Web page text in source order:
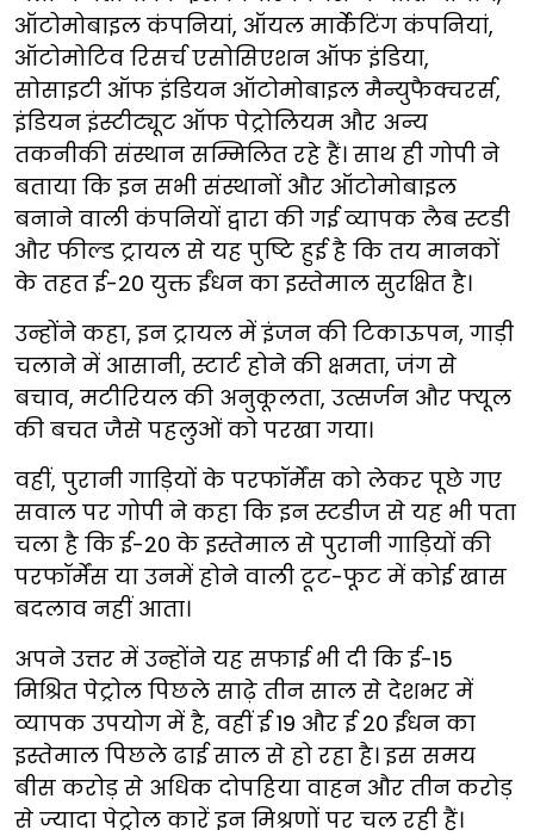
ऑटोमोबाइल कंपनियां, ऑयल मार्केटिंग कंपनियां,
ऑटोमोटिव रिसर्च एसोसिएशन ऑफ इंडिया,
सोसाइटी ऑफ इंडियन ऑटोमोबाइल मैन्युफैक्चरर्स,
इंडियन इंस्टीट्यूट ऑफ पेट्रोलियम और अन्य
तकनीकी संस्थान सम्मिलित रहे हैं। साथ ही गोपी ने
बताया कि इन सभी संस्थानों और ऑटोमोबाइल
बनाने वाली कंपनियों द्वारा की गई व्यापक लैब स्टडी
और फील्ड ट्रायल से यह पुष्टि हुई है कि तय मानकों
के तहत ई-20 युक्त ईंधन का इस्तेमाल सुरक्षित है।
उन्होंने कहा, इन ट्रायल में इंजन की टिकाऊपन, गाड़ी
चलाने में आसानी, स्टार्ट होने की क्षमता, जंग से
बचाव, मटीरियल की अनुकूलता, उत्सर्जन और फ्यूल
की बचत जैसे पहलुओं को परखा गया।
वहीं, पुरानी गाड़ियों के परफॉर्मेंस को लेकर पूछे गए
सवाल पर गोपी ने कहा कि इन स्टडीज से यह भी पता
चला है कि ई-20 के इस्तेमाल से पुरानी गाड़ियों की
परफॉर्मेंस या उनमें होने वाली टूट-फूट में कोई खास
बदलाव नहीं आता।
अपने उत्तर में उन्होंने यह सफाई भी दी कि ई-15
मिश्रित पेट्रोल पिछले साढ़े तीन साल से देशभर में
व्यापक उपयोग में है, वहीं ई 19 और ई 20 ईंधन का
इस्तेमाल पिछले ढाई साल से हो रहा है। इस समय
बीस करोड़ से अधिक दोपहिया वाहन और तीन करोड़
से ज्यादा पेट्रोल कारें इन मिश्रणों पर चल रही हैं।